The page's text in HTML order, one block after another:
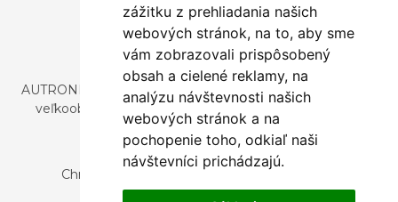
zážitku z prehliadania našich
webových stránok, na to, aby sme
vám zobrazovali prispôsobený
obsah a cielené reklamy, na
analýzu návštevnosti našich
webových stránok a na
pochopenie toho, odkiaľ naši
návštevníci prichádzajú.
AUTRONIC, s.r.o. je spoločnosť zaoberajúca sa dovozom a
veľkoobchodným predajom dizajnového aj štýlového
nábytku a dekorácií.
Česká republika
Chrustenice 270, 267 12 Loděnice u Berouna